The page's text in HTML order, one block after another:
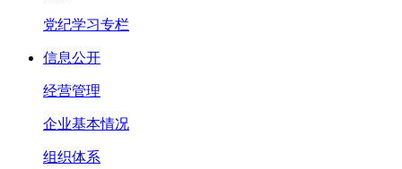
党纪学习专栏
信息公开
经营管理
企业基本情况
组织体系